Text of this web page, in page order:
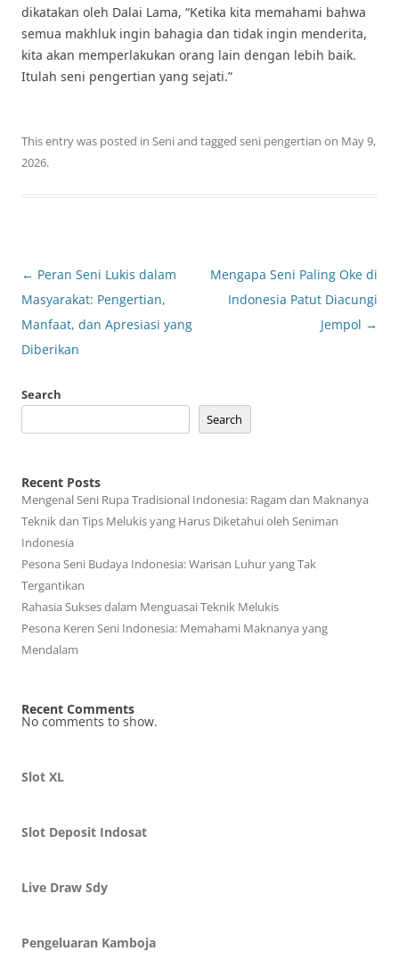
dikatakan oleh Dalai Lama, “Ketika kita memahami bahwa
semua makhluk ingin bahagia dan tidak ingin menderita,
kita akan memperlakukan orang lain dengan lebih baik.
Itulah seni pengertian yang sejati.”
This entry was posted in Seniand tagged seni pengertian on May 9,
2026.
Post
navigation
← Peran Seni Lukis dalam
Masyarakat: Pengertian,
Manfaat, dan Apresiasi yang
Diberikan
Mengapa Seni Paling Oke di
Indonesia Patut Diacungi
Jempol →
Search
Search
Recent Posts
Mengenal Seni Rupa Tradisional Indonesia: Ragam dan Maknanya
Teknik dan Tips Melukis yang Harus Diketahui oleh Seniman
Indonesia
Pesona Seni Budaya Indonesia: Warisan Luhur yang Tak
Tergantikan
Rahasia Sukses dalam Menguasai Teknik Melukis
Pesona Keren Seni Indonesia: Memahami Maknanya yang
Mendalam
Recent Comments
No comments to show.
Slot XL
Slot Deposit Indosat
Live Draw Sdy
Pengeluaran Kamboja